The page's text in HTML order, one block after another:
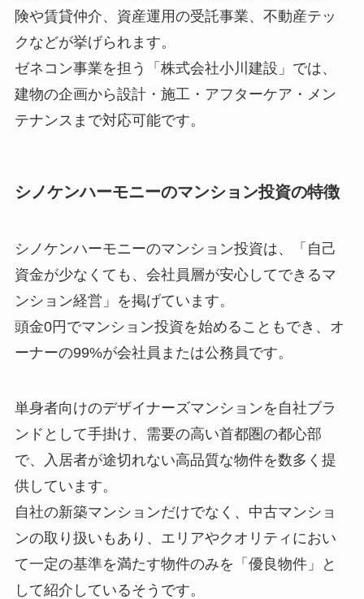
険や賃貸仲介、資産運用の受託事業、不動産テッ
クなどが挙げられます。
ゼネコン事業を担う「株式会社小川建設」では、
建物の企画から設計・施工・アフターケア・メン
テナンスまで対応可能です。
シノケンハーモニーのマンション投資の特徴
シノケンハーモニーのマンション投資は、「自己
資金が少なくても、会社員層が安心してできるマ
ンション経営」を掲げています。
頭金0円でマンション投資を始めることもでき、オ
ーナーの99%が会社員または公務員です。
単身者向けのデザイナーズマンションを自社ブラ
ンドとして手掛け、需要の高い首都圏の都心部
で、入居者が途切れない高品質な物件を数多く提
供しています。
自社の新築マンションだけでなく、中古マンショ
ンの取り扱いもあり、エリアやクオリティにおい
て一定の基準を満たす物件のみを「優良物件」と
して紹介しているそうです。